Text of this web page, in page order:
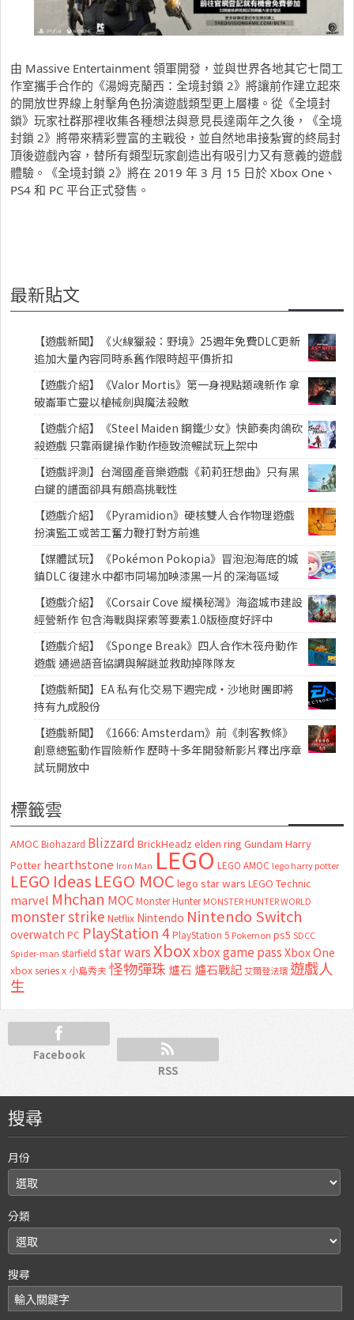
由 Massive Entertainment 領軍開發，並與世界各地其它七間工
作室攜手合作的《湯姆克蘭西：全境封鎖 2》將讓前作建立起來
的開放世界線上射擊角色扮演遊戲類型更上層樓。從《全境封
鎖》玩家社群那裡收集各種想法與意見長達兩年之久後，《全境
封鎖 2》將帶來精彩豐富的主戰役，並自然地串接紮實的終局封
頂後遊戲內容，替所有類型玩家創造出有吸引力又有意義的遊戲
體驗。《全境封鎖 2》將在 2019 年 3 月 15 日於 Xbox One、
PS4 和 PC 平台正式發售。
最新貼文
【遊戲新聞】《火線獵殺：野境》25週年免費DLC更新
追加大量內容同時系舊作限時超平價折扣
【遊戲介紹】《Valor Mortis》第一身視點類魂新作 拿
破崙軍亡靈以槍械劍與魔法殺敵
【遊戲介紹】《Steel Maiden 鋼鐵少女》快節奏肉鴿砍
殺遊戲 只靠兩鍵操作動作極致流暢試玩上架中
【遊戲評測】台灣國產音樂遊戲《莉莉狂想曲》只有黑
白鍵的譜面卻具有頗高挑戰性
【遊戲介紹】《Pyramidion》硬核雙人合作物理遊戲
扮演監工或苦工奮力鞭打對方前進
【媒體試玩】《Pokémon Pokopia》冒泡泡海底的城
鎮DLC 復建水中都市同場加映漆黑一片的深海區域
【遊戲介紹】《Corsair Cove 縱橫秘灣》海盜城市建設
經營新作 包含海戰與探索等要素1.0版極度好評中
【遊戲介紹】《Sponge Break》四人合作木筏舟動作
遊戲 通過語音協調與解謎並救助掉隊隊友
【遊戲新聞】EA 私有化交易下週完成・沙地財團即將
持有九成股份
【遊戲新聞】《1666: Amsterdam》前《刺客教條》
創意總監動作冒險新作 歷時十多年開發新影片釋出序章
試玩開放中
標籤雲
AMOC Biohazard Blizzard BrickHeadz elden ring Gundam Harry
Potter hearthstone Iron Man LEGO LEGO AMOC lego harry potter
LEGO Ideas LEGO MOC lego star wars LEGO Technic
marvel Mhchan MOC Monster Hunter MONSTER HUNTER WORLD
monster strike Netflix Nintendo Nintendo Switch
overwatch PC PlayStation 4 PlayStation 5 Pokemon ps5 SDCC
Spider-man starfield star warsXboxxbox game passXbox One
xbox series x 小島秀夫怪物彈珠 爐石 爐石戰記艾爾登法環 遊戲人
生
Facebook
RSS
搜尋
月份
分類
搜尋